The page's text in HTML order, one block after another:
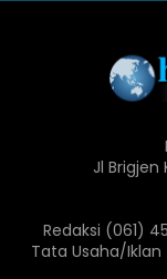
Jl Brigjen
Redaksi (061)
Tata Usaha/